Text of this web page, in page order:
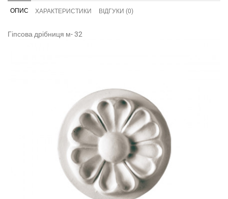
ОПИС ХАРАКТЕРИСТИКИ ВІДГУКИ (0)
Гіпсова дрібниця м- 32